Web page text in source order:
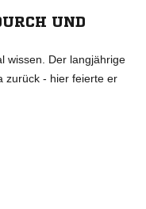
UND
wissen. Der langjährige
zurück - hier feierte er